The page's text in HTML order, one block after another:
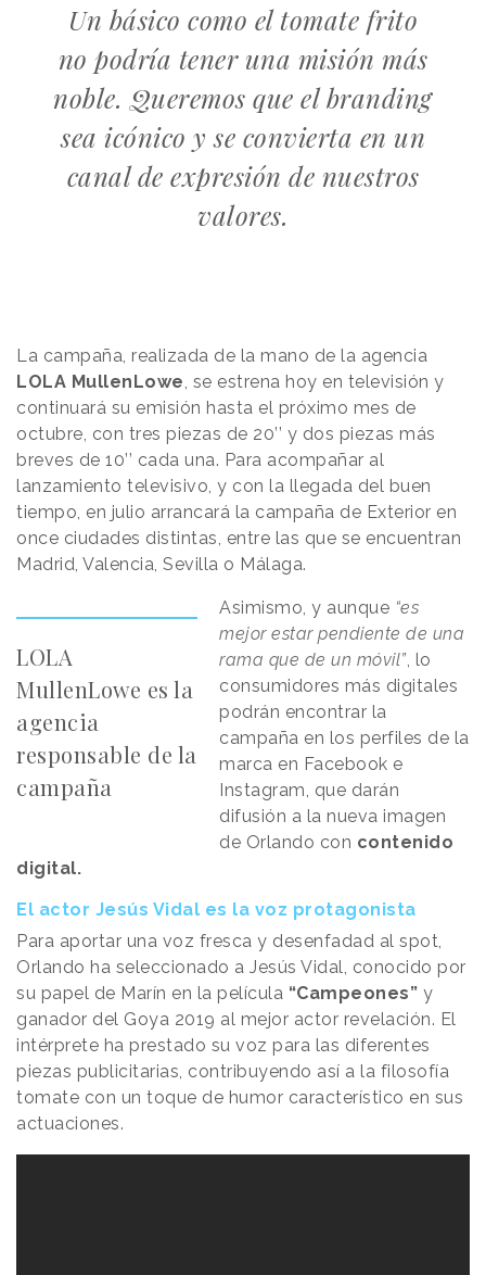
Un básico como el tomate frito
no podría tener una misión más
noble. Queremos que el branding
sea icónico y se convierta en un
canal de expresión de nuestros
valores.
La campaña, realizada de la mano de la agencia
LOLA MullenLowe , se estrena hoy en televisión y
continuará su emisión hasta el próximo mes de
octubre, con tres piezas de 20’’ y dos piezas más
breves de 10’’ cada una. Para acompañar al
lanzamiento televisivo, y con la llegada del buen
tiempo, en julio arrancará la campaña de Exterior en
once ciudades distintas, entre las que se encuentran
Madrid, Valencia, Sevilla o Málaga.
LOLA
MullenLowe es la
agencia
responsable de la
campaña
Asimismo, y aunque “es
mejor estar pendiente de una
rama que de un móvil”, lo
consumidores más digitales
podrán encontrar la
campaña en los perfiles de la
marca en Facebook e
Instagram, que darán
difusión a la nueva imagen
de Orlando con contenido
digital.
El actor Jesús Vidal es la voz protagonista
Para aportar una voz fresca y desenfadad al spot,
Orlando ha seleccionado a Jesús Vidal, conocido por
su papel de Marín en la película “Campeones” y
ganador del Goya 2019 al mejor actor revelación. El
intérprete ha prestado su voz para las diferentes
piezas publicitarias, contribuyendo así a la filosofía
tomate con un toque de humor característico en sus
actuaciones.